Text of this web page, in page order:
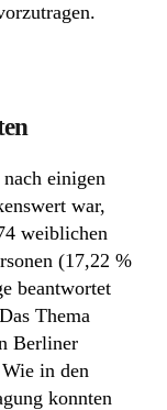
einigen
war,
weiblichen
(17,22 %
beantwortet
Das Thema
Berliner
in den
konnten